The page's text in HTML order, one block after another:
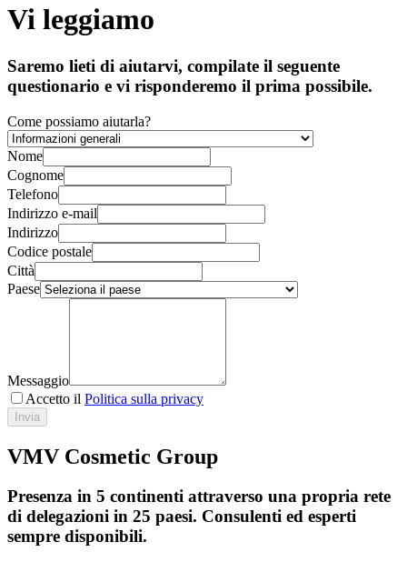
Vi leggiamo
Saremo lieti di aiutarvi, compilate il seguente
questionario e vi risponderemo il prima possibile.
Come possiamo aiutarla?
Nome
Cognome
Telefono
Indirizzo e-mail
Indirizzo
Codice postale
Città
Paese
Messaggio
Accetto il Politica sulla privacy
Invia
VMV Cosmetic Group
Presenza in 5 continenti attraverso una propria rete
di delegazioni in 25 paesi. Consulenti ed esperti
sempre disponibili.